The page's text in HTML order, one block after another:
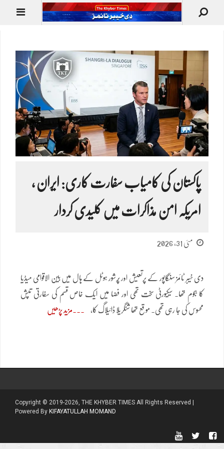
پاکستان کی کامیاب سفارت کاری: ایران ،
امریکہ امن مذاکرات میں کلیدی کردار
مئی 31, 2026
دی خیبر ٹائمز سنگاپور کے پرتعیش اور پُرشور ہوٹل کے ہال میں بین الاقوامی میڈیا
کا ہجوم تھا۔ سیکیورٹی سخت تھی اور فضا میں ایک خاص قسم کی سفارتی تپش
محسوس کی جا رہی تھی۔ موقع تھا شنگریلا ڈائیلاگ کا، مزید پڑھیں
Copyright © 2019-2026, THE KHYBER TIMES All Rights Reserved |
Powered By KIFAYATULLAH MOMAND